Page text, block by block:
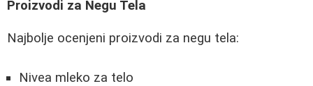
Proizvodi za Negu Tela
Najbolje ocenjeni proizvodi za negu tela:
Nivea mleko za telo